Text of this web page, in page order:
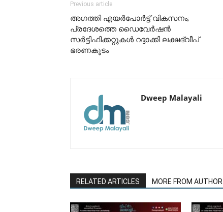
Previous article
അഗത്തി എയർപോർട്ട് വികസനം;
പ്രദേശത്തെ ഡൈവേർഷൻ
സർട്ടിഫിക്കറ്റുകൾ റദ്ദാക്കി ലക്ഷദ്വീപ്
ഭരണകൂടം
Dweep Malayali
RELATED ARTICLES MORE FROM AUTHOR